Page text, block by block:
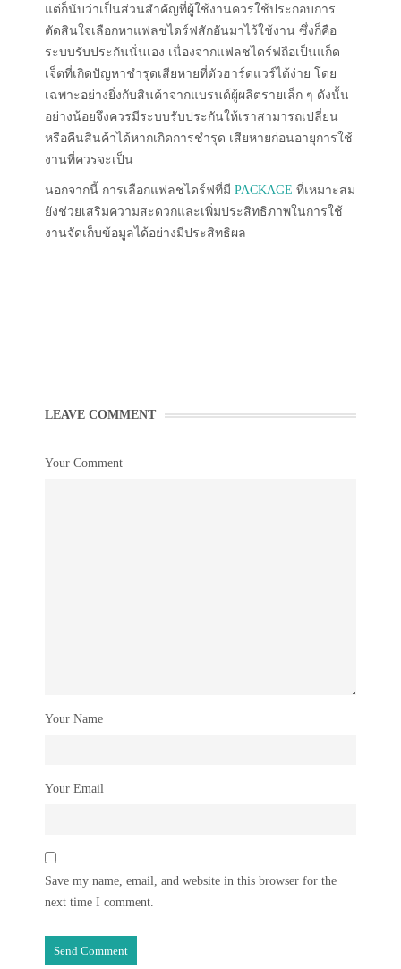
แต่ก็นับว่าเป็นส่วนสำคัญที่ผู้ใช้งานควรใช้ประกอบการ
ตัดสินใจเลือกหาแฟลชไดร์ฟสักอันมาไว้ใช้งาน ซึ่งก็คือ
ระบบรับประกันนั่นเอง เนื่องจากแฟลชไดร์ฟถือเป็นแก็ด
เจ็ตที่เกิดปัญหาชำรุดเสียหายที่ตัวฮาร์ดแวร์ได้ง่าย โดย
เฉพาะอย่างยิ่งกับสินค้าจากแบรนด์ผู้ผลิตรายเล็ก ๆ ดังนั้น
อย่างน้อยจึงควรมีระบบรับประกันให้เราสามารถเปลี่ยน
หรือคืนสินค้าได้หากเกิดการชำรุด เสียหายก่อนอายุการใช้
งานที่ควรจะเป็น
นอกจากนี้ การเลือกแฟลชไดร์ฟที่มี PACKAGE ที่เหมาะสม
ยังช่วยเสริมความสะดวกและเพิ่มประสิทธิภาพในการใช้
งานจัดเก็บข้อมูลได้อย่างมีประสิทธิผล
LEAVE COMMENT
Your Comment
Your Name
Your Email
Save my name, email, and website in this browser for the
next time I comment.